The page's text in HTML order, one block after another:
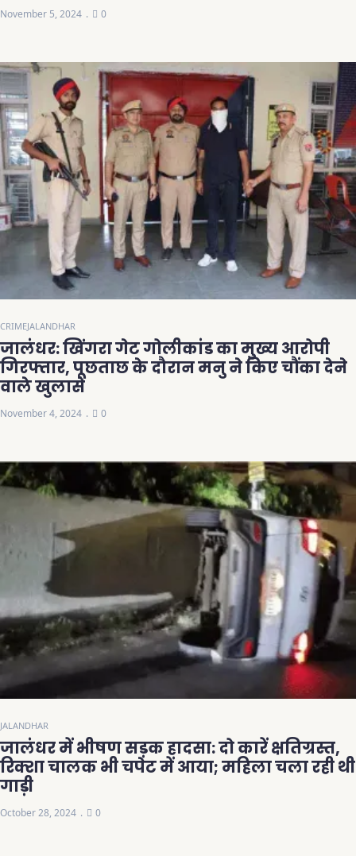
November 5, 2024 0
CRIMEJALANDHAR
जालंधर: खिंगरा गेट गोलीकांड का मुख्य आरोपी
गिरफ्तार, पूछताछ के दौरान मनु ने किए चौंका देने
वाले खुलासे
November 4, 2024 0
JALANDHAR
जालंधर में भीषण सड़क हादसा: दो कारें क्षतिग्रस्त,
रिक्शा चालक भी चपेट में आया; महिला चला रही थी
गाड़ी
October 28, 2024 0